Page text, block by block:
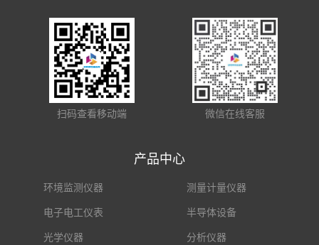
扫码查看移动端 微信在线客服
产品中心
环境监测仪器 测量计量仪器
电子电工仪表 半导体设备
光学仪器 分析仪器